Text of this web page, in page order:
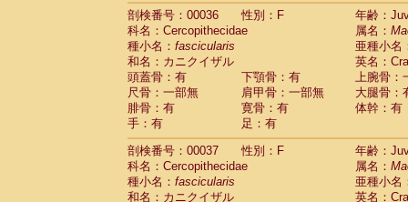
CercopithecidaeColobus guereza (0)
Cercopithecidae Colobus polykomos
Cercopithecidae Piliocolobus badius
Cercopithecidae Kasi senex vetulus(1)
CercopithecidaeKasi senex
CercopithecidaeNasalis larvatus(0)
CercopithecidaePresbytes
CercopithecidaePygathrix nemaeus
CercopithecidaeSemnopithecus
Cercopithecidae
Trachypithecus
Cercopithecidae
Trachypithecus
Cercopithecidae
Trachypithecus
剖検番号：00036
性別：F
年齢：
科名：Cercopithecidae
属名：
種小名： fascicularis
亜種小名
和名：カニクイザル
英名：
頭蓋骨：有
下顎骨：有
上腕骨：
尺骨：一部無
肩甲骨：一部無
大腿骨：
腓骨：有
寛骨：有
体幹：有
手：有
足：有
剖検番号：00037
性別：F
年齢：
科名：Cercopithecidae
属名：
種小名： fascicularis
亜種小名
和名：カニクイザル
英名：